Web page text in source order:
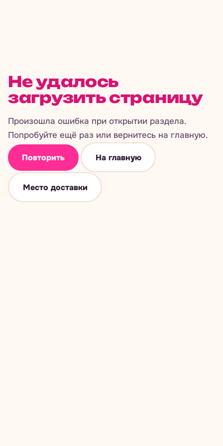
Не удалось
загрузить страницу
Произошла ошибка при открытии раздела.
Попробуйте ещё раз или вернитесь на главную.
Повторить На главную
Место доставки